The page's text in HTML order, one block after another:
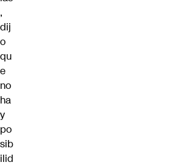
,
dij
o
qu
e
no
ha
y
po
sib
ilid